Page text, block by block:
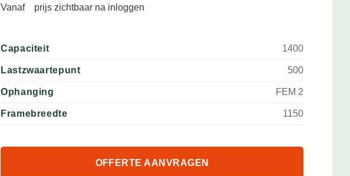
Vanaf prijs zichtbaar na inloggen
Capaciteit 1400
Lastzwaartepunt 500
Ophanging FEM 2
Framebreedte 1150
OFFERTE AANVRAGEN